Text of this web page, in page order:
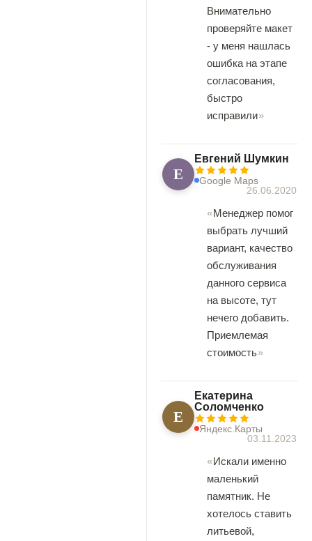
Внимательно
проверяйте макет
- у меня нашлась
ошибка на этапе
согласования,
быстро
исправили
Е
Евгений Шумкин
Google Maps
26.06.2020
Менеджер помог
выбрать лучший
вариант, качество
обслуживания
данного сервиса
на высоте, тут
нечего добавить.
Приемлемая
стоимость
Е
Екатерина
Соломченко
Яндекс.Карты
03.11.2023
Искали именно
маленький
памятник. Не
хотелось ставить
литьевой,